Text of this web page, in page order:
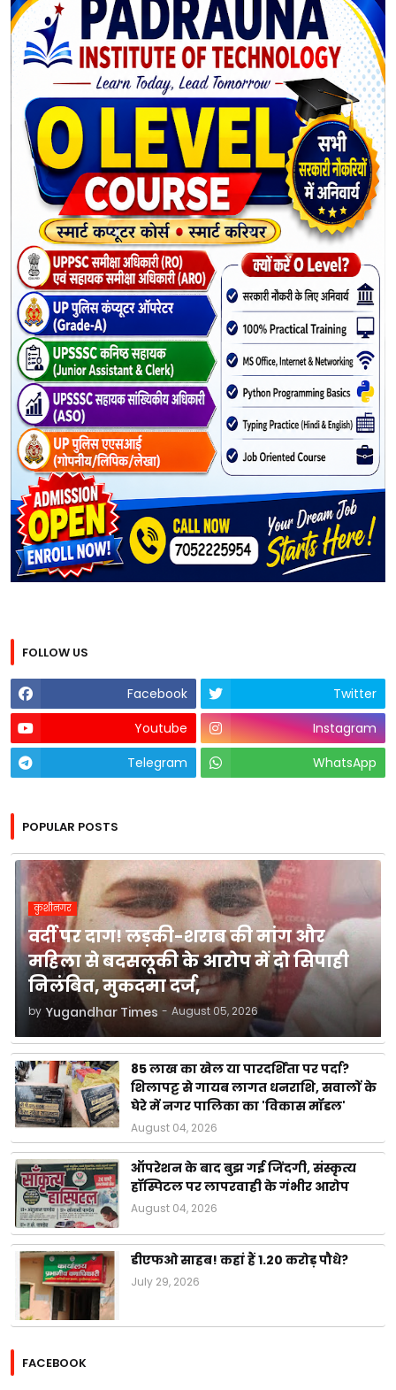
FOLLOW US
Facebook
Twitter
Youtube
Instagram
Telegram
WhatsApp
POPULAR POSTS
कुशीनगर
वर्दी पर दाग! लड़की-शराब की मांग और
महिला से बदसलूकी के आरोप में दो सिपाही
निलंबित, मुकदमा दर्ज,
by Yugandhar Times - August 05, 2026
85 लाख का खेल या पारदर्शिता पर पर्दा?
शिलापट्ट से गायब लागत धनराशि, सवालों के
घेरे में नगर पालिका का 'विकास मॉडल'
August 04, 2026
ऑपरेशन के बाद बुझ गई जिंदगी, संस्कृत्य
हॉस्पिटल पर लापरवाही के गंभीर आरोप
August 04, 2026
डीएफओ साहब! कहां हैं 1.20 करोड़ पौधे?
July 29, 2026
FACEBOOK